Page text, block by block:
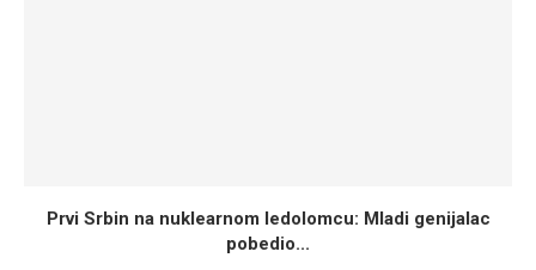
Prvi Srbin na nuklearnom ledolomcu: Mladi genijalac
pobedio...